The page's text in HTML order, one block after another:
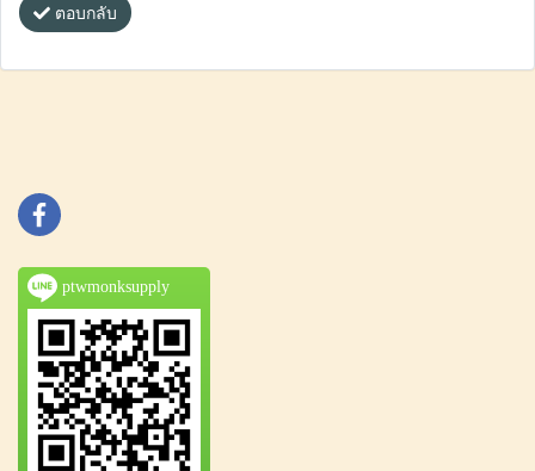
ตอบกลับ
ptwmonksupply